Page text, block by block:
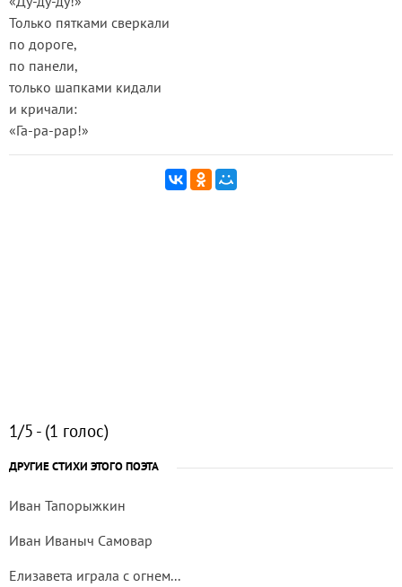
Только пятками сверкали
по дороге,
по панели,
только шапками кидали
и кричали:
«Га-ра-рар!»
1/5 - (1 голос)
ДРУГИЕ СТИХИ ЭТОГО ПОЭТА
Иван Тапорыжкин
Иван Иваныч Самовар
Елизавета играла с огнем...